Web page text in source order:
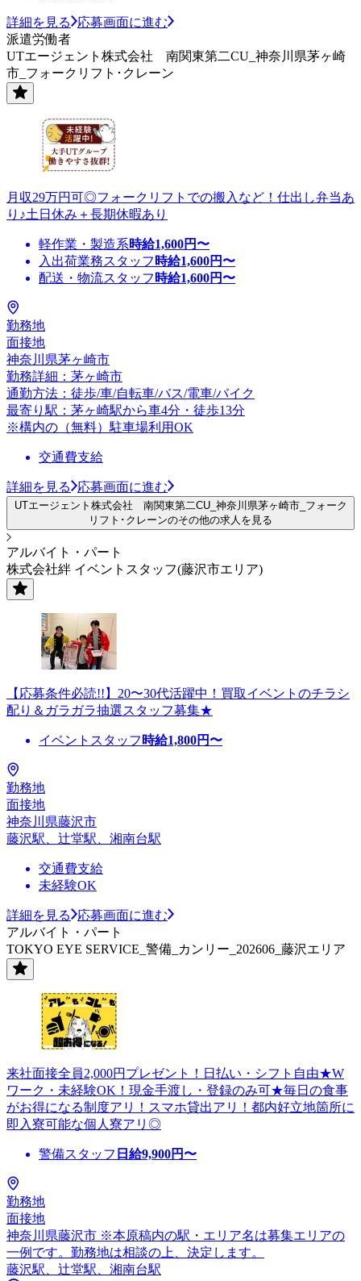
詳細を見る
応募画面に進む
派遣労働者
UTエージェント株式会社 南関東第二CU_神奈川県茅ヶ崎
市_フォークリフト･クレーン
月収29万円可◎フォークリフトでの搬入など！仕出し弁当あ
り♪土日休み＋長期休暇あり
軽作業・製造系時給1,600円〜
入出荷業務スタッフ 時給1,600円〜
配送・物流スタッフ 時給1,600円〜
勤務地
面接地
神奈川県茅ヶ崎市
勤務詳細：茅ヶ崎市
通勤方法：徒歩/車/自転車/バス/電車/バイク
最寄り駅：茅ヶ崎駅から車4分・徒歩13分
※構内の（無料）駐車場利用OK
交通費支給
詳細を見る 応募画面に進む
UTエージェント株式会社 南関東第二CU_神奈川県茅ヶ崎市_フォーク
リフト･クレーンのその他の求人を見る
アルバイト・パート
株式会社絆 イベントスタッフ(藤沢市エリア)
【応募条件必読!!】20〜30代活躍中！買取イベントのチラシ
配り＆ガラガラ抽選スタッフ募集★
イベントスタッフ 時給1,800円〜
勤務地
面接地
神奈川県藤沢市
藤沢駅、辻堂駅、湘南台駅
交通費支給
未経験OK
詳細を見る
応募画面に進む
アルバイト・パート
TOKYO EYE SERVICE_警備_カンリー_202606_藤沢エリア
来社面接全員2,000円プレゼント！日払い・シフト自由★W
ワーク・未経験OK！現金手渡し・登録のみ可★毎日の食事
がお得になる制度アリ！スマホ貸出アリ！都内好立地箇所に
即入寮可能な個人寮アリ◎
警備スタッフ 日給9,900円〜
勤務地
面接地
神奈川県藤沢市 ※本原稿内の駅・エリア名は募集エリアの
一例です。勤務地は相談の上、決定します。
藤沢駅、辻堂駅、湘南台駅